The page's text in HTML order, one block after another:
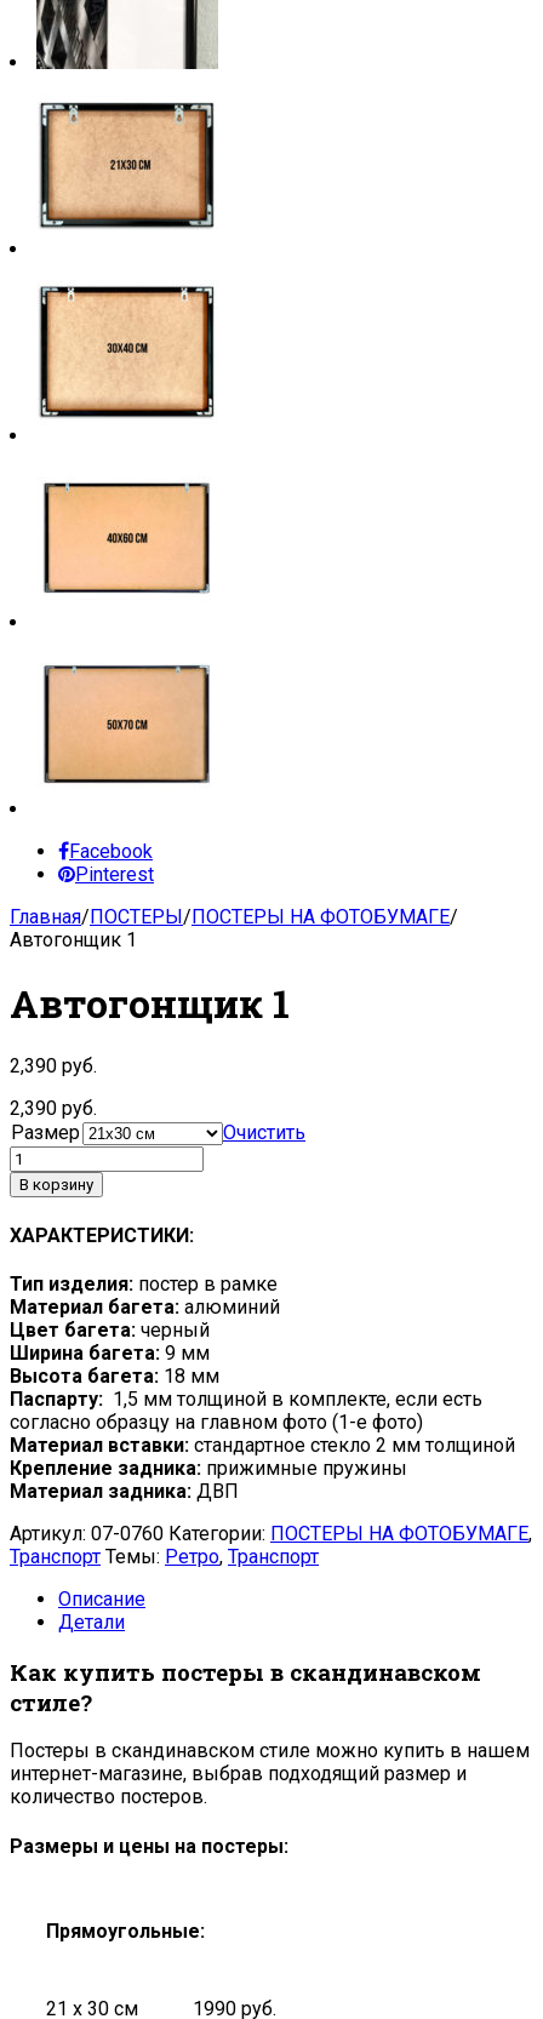
Facebook
Pinterest
Главная/ПОСТЕРЫ/ПОСТЕРЫ НА ФОТОБУМАГЕ/
Автогонщик 1
Автогонщик 1
2,390 руб.
2,390 руб.
Размер
Очистить
В корзину
ХАРАКТЕРИСТИКИ:
Тип изделия: постер в рамке
Материал багета: алюминий
Цвет багета: черный
Ширина багета: 9 мм
Высота багета: 18 мм
Паспарту: 1,5 мм толщиной в комплекте, если есть
согласно образцу на главном фото (1-е фото)
Материал вставки: стандартное стекло 2 мм толщиной
Крепление задника: прижимные пружины
Материал задника: ДВП
Артикул: 07-0760 Категории: ПОСТЕРЫ НА ФОТОБУМАГЕ,
Транспорт Темы: Ретро, Транспорт
Описание
Детали
Как купить постеры в скандинавском
стиле?
Постеры в скандинавском стиле можно купить в нашем
интернет-магазине, выбрав подходящий размер и
количество постеров.
Размеры и цены на постеры:
Прямоугольные:
21 х 30 см
1990 руб.